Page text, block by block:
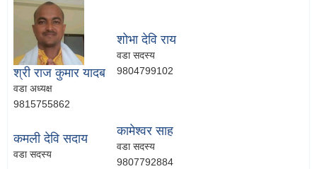
श्री राज कुमार यादब
वडा अध्यक्ष
9815755862
शोभा देवि राय
वडा सदस्य
9804799102
कमली देवि सदाय
वडा सदस्य
कामेश्वर साह
वडा सदस्य
9807792884